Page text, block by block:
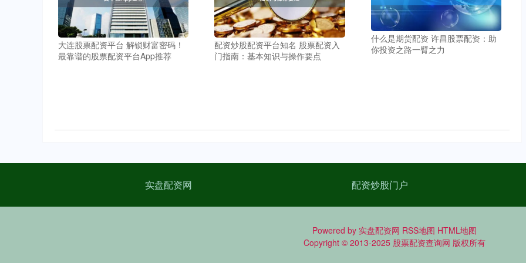
大连股票配资平台 解锁财富密码！
最靠谱的股票配资平台App推荐
配资炒股配资平台知名 股票配资入
门指南：基本知识与操作要点
什么是期货配资 许昌股票配资：助
你投资之路一臂之力
实盘配资网 配资炒股门户
Powered by 实盘配资网 RSS地图 HTML地图
Copyright © 2013-2025 股票配资查询网 版权所有